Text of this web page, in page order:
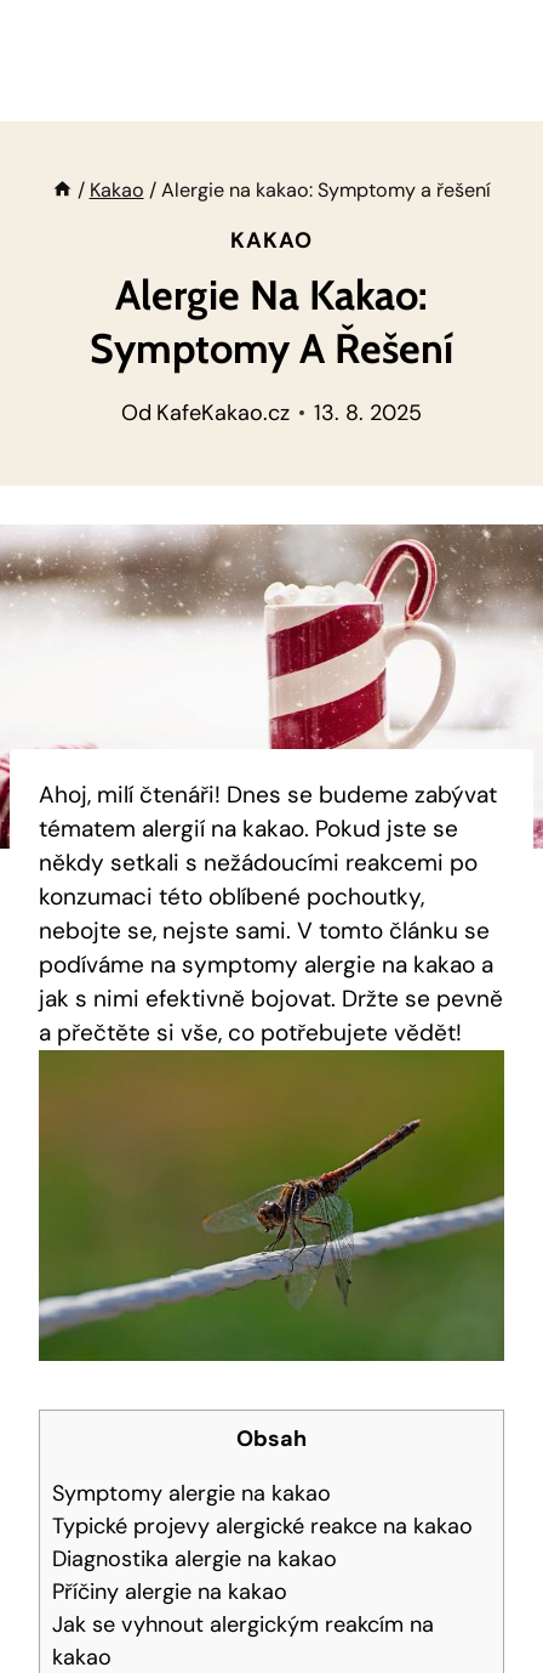
/ Kakao / Alergie na kakao: Symptomy a řešení
KAKAO
Alergie Na Kakao:
Symptomy A Řešení
Od KafeKakao.cz 13. 8. 2025
Ahoj, milí čtenáři! Dnes se budeme zabývat
tématem alergií na kakao. Pokud jste se
někdy setkali s nežádoucími reakcemi po
konzumaci této oblíbené pochoutky,
nebojte se, nejste sami. V tomto článku se
podíváme na symptomy alergie na kakao a
jak s nimi efektivně bojovat. Držte se pevně
a přečtěte si vše, co potřebujete vědět!
Obsah
Symptomy alergie na kakao
Typické projevy alergické reakce na kakao
Diagnostika alergie na kakao
Příčiny alergie na kakao
Jak se vyhnout alergickým reakcím na
kakao